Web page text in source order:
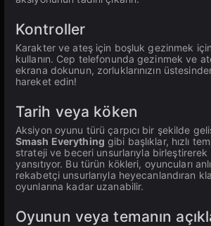
Kontroller
Karakter ve ateş için boşluk gezinmek için
kullanın. Cep telefonunda gezinmek ve
ekrana dokunun, zorluklarınızın
hareket edin!
Tarih veya köken
Aksiyon oyunu türü çarpıcı bir şekilde
Smash Everything gibi başlıklar, hızlı
strateji ve beceri unsurlarıyla birleştirerek
yansıtıyor. Bu türün kökleri, oyuncuları
rekabetçi unsurlarıyla heyecanlandıran
oyunlarına kadar uzanabilir.
Oyunun veya temanın